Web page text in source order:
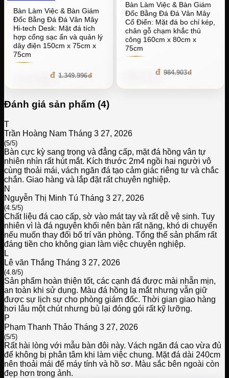
Bàn Làm Việc & Bàn Giám
Đốc Bằng Đá Đá Vân Mây
Hi-tech Desk: Mặt đá tích
hợp cổng sạc ẩn và quản lý
dây điện 150cm x 75cm x
75cm
1.349.996
Bàn Làm Việc & Bàn Giám
Đốc Bằng Đá Đá Vân Mây
Cổ Điển: Mặt đá bo chỉ kép,
chân gỗ chạm khắc thủ
công 160cm x 80cm x
75cm
984.903
Đánh giá sản phẩm (4)
T
Trần Hoàng Nam Tháng 3 27, 2026
(5/5)
Bàn cực kỳ sang trọng và đẳng cấp, mặt đá hồng vân tự
nhiên nhìn rất hút mắt. Kích thước 2m4 ngồi hai người vô
cùng thoải mái, vách ngăn đá tạo cảm giác riêng tư và chắc
chắn. Giao hàng và lắp đặt rất chuyên nghiệp.
N
Nguyễn Thị Minh Tú Tháng 3 27, 2026
(4.5/5)
Chất liệu đá cao cấp, sờ vào mát tay và rất dễ vệ sinh. Tuy
nhiên vì là đá nguyên khối nên bàn rất nặng, khó di chuyển
nếu muốn thay đổi bố trí văn phòng. Tổng thể sản phẩm rất
đáng tiền cho không gian làm việc chuyên nghiệp.
L
Lê văn Thắng Tháng 3 27, 2026
(4.8/5)
Sản phẩm hoàn thiện tốt, các cạnh đá được mài nhẵn mịn,
an toàn khi sử dụng. Màu đá hồng lạ mắt nhưng vẫn giữ
được sự lịch sự cho phòng giám đốc. Thời gian giao hàng
hơi lâu một chút nhưng bù lại đóng gói rất kỹ lưỡng.
P
Phạm Thanh Thảo Tháng 3 27, 2026
(5/5)
Rất hài lòng với mẫu bàn đôi này. Vách ngăn đá cao vừa đủ
để không bị phân tâm khi làm việc chung. Mặt đá dài 240cm
nên thoải mái để máy tính và hồ sơ. Màu sắc bên ngoài còn
đẹp hơn trong ảnh.